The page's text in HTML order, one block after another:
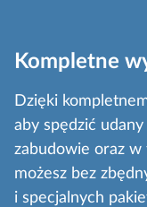
Kompletne
Dzięki
aby spędzić
zabudowie oraz w
możesz bez
i specjalnych